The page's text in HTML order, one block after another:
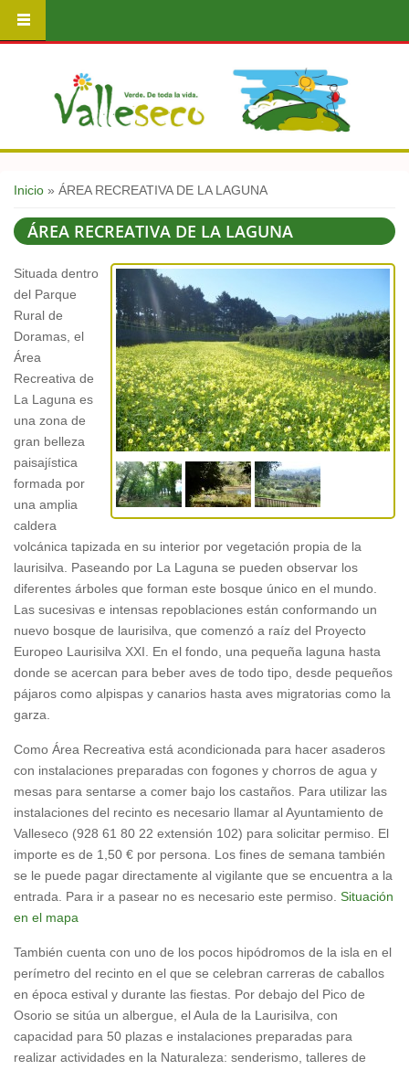
Usted está aquí
Inicio » ÁREA RECREATIVA DE LA LAGUNA
ÁREA RECREATIVA DE LA LAGUNA
Situada dentro
del Parque
Rural de
Doramas, el
Área
Recreativa de
La Laguna es
una zona de
gran belleza
paisajística
formada por
una amplia
caldera
volcánica tapizada en su interior por vegetación propia de la
laurisilva. Paseando por La Laguna se pueden observar los
diferentes árboles que forman este bosque único en el mundo.
Las sucesivas e intensas repoblaciones están conformando un
nuevo bosque de laurisilva, que comenzó a raíz del Proyecto
Europeo Laurisilva XXI. En el fondo, una pequeña laguna hasta
donde se acercan para beber aves de todo tipo, desde pequeños
pájaros como alpispas y canarios hasta aves migratorias como la
garza.
Como Área Recreativa está acondicionada para hacer asaderos
con instalaciones preparadas con fogones y chorros de agua y
mesas para sentarse a comer bajo los castaños. Para utilizar las
instalaciones del recinto es necesario llamar al Ayuntamiento de
Valleseco (928 61 80 22 extensión 102) para solicitar permiso. El
importe es de 1,50 € por persona. Los fines de semana también
se le puede pagar directamente al vigilante que se encuentra a la
entrada. Para ir a pasear no es necesario este permiso. Situación
en el mapa
También cuenta con uno de los pocos hipódromos de la isla en el
perímetro del recinto en el que se celebran carreras de caballos
en época estival y durante las fiestas. Por debajo del Pico de
Osorio se sitúa un albergue, el Aula de la Laurisilva, con
capacidad para 50 plazas e instalaciones preparadas para
realizar actividades en la Naturaleza: senderismo, talleres de